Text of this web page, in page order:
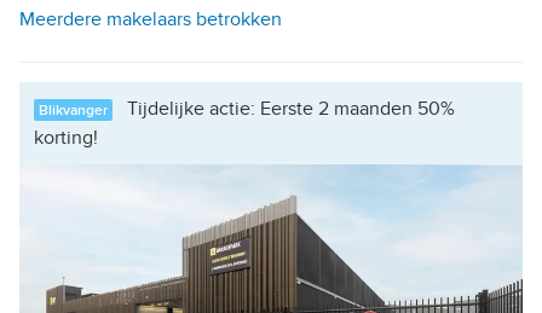
Meerdere makelaars betrokken
Blikvanger
Tijdelijke actie: Eerste 2 maanden 50%
korting!